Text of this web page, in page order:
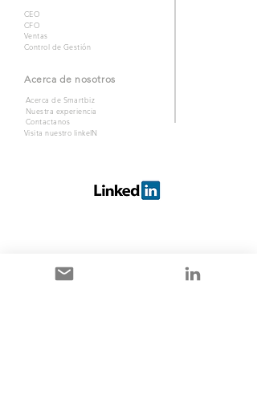
CEO
CFO
Ventas
Control de Gestión
Acerca de nosotros
Acerca de Smartbiz
Nuestra experiencia
Contactanos
Visita nuestro linkeIN